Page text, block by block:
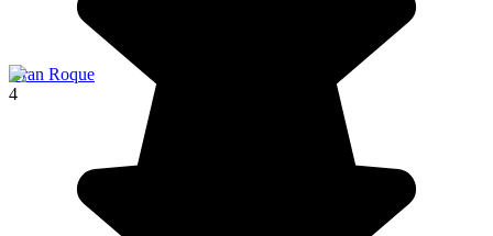
Gran Roque
4